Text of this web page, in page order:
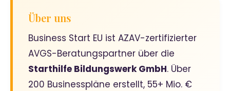
Über uns
Business Start EU ist AZAV-zertifizierter
AVGS-Beratungspartner über die
Starthilfe Bildungswerk GmbH. Über
200 Businesspläne erstellt, 55+ Mio. €